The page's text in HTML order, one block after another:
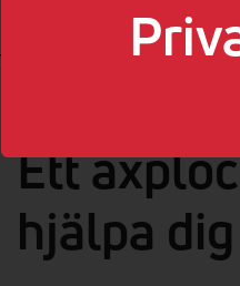
proffs. Vi kan el.
Ett
hjälpa